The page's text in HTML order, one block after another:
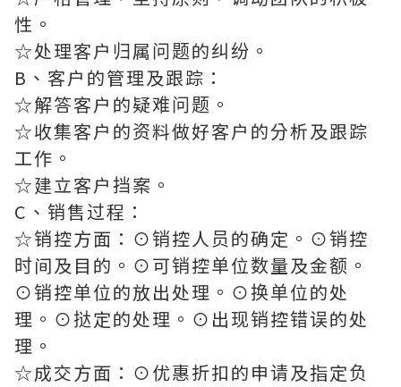
性。
☆处理客户归属问题的纠纷。
B、客户的管理及跟踪：
☆解答客户的疑难问题。
☆收集客户的资料做好客户的分析及跟踪
工作。
☆建立客户挡案。
C、销售过程：
☆销控方面：⊙销控人员的确定。⊙销控
时间及目的。⊙可销控单位数量及金额。
⊙销控单位的放出处理。⊙换单位的处
理。⊙挞定的处理。⊙出现销控错误的处
理。
☆成交方面：⊙优惠折扣的申请及指定负